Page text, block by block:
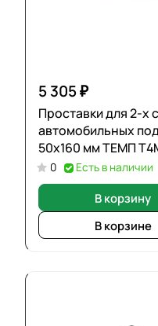
5 305 ₽
Проставки для 2-х
автомобильных
50х160 мм ТЕМП
шт.)
0 Есть в наличии
В корзину
В корзине